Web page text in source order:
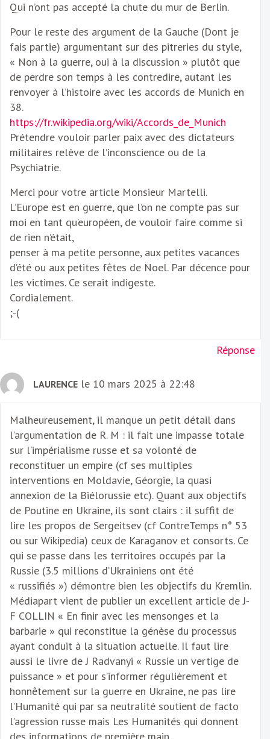
Qui n’ont pas accepté la chute du mur de Berlin.
Pour le reste des argument de la Gauche (Dont je
fais partie) argumentant sur des pitreries du style,
« Non à la guerre, oui à la discussion » plutôt que
de perdre son temps à les contredire, autant les
renvoyer à l’histoire avec les accords de Munich en
38.
https://fr.wikipedia.org/wiki/Accords_de_Munich
Prétendre vouloir parler paix avec des dictateurs
militaires relève de l’inconscience ou de la
Psychiatrie.
Merci pour votre article Monsieur Martelli.
L’Europe est en guerre, que l’on ne compte pas sur
moi en tant qu’européen, de vouloir faire comme si
de rien n’était,
penser à ma petite personne, aux petites vacances
d’été ou aux petites fêtes de Noel. Par décence pour
les victimes. Ce serait indigeste.
Cordialement.
;-(
Réponse
LAURENCE le 10 mars 2025 à 22:48
Malheureusement, il manque un petit détail dans
l’argumentation de R. M : il fait une impasse totale
sur l’impérialisme russe et sa volonté de
reconstituer un empire (cf ses multiples
interventions en Moldavie, Géorgie, la quasi
annexion de la Biélorussie etc). Quant aux objectifs
de Poutine en Ukraine, ils sont clairs : il suffit de
lire les propos de Sergeitsev (cf ContreTemps n° 53
ou sur Wikipedia) ceux de Karaganov et consorts. Ce
qui se passe dans les territoires occupés par la
Russie (3.5 millions d’Ukrainiens ont été
« russifiés ») démontre bien les objectifs du Kremlin.
Médiapart vient de publier un excellent article de J-
F COLLIN « En finir avec les mensonges et la
barbarie » qui reconstitue la génèse du processus
ayant conduit à la situation actuelle. Il faut lire
aussi le livre de J Radvanyi « Russie un vertige de
puissance » et pour s’informer régulièrement et
honnêtement sur la guerre en Ukraine, ne pas lire
l’Humanité qui par sa neutralité soutient de facto
l’agression russe mais Les Humanités qui donnent